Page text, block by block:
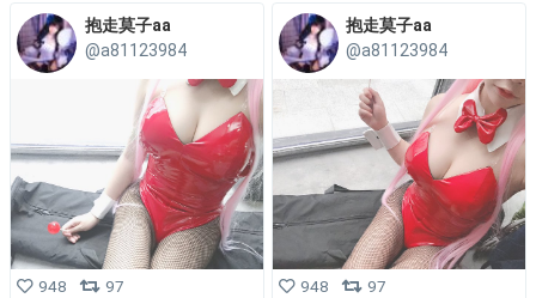
抱走莫子aa
@a81123984
948
97
抱走莫子aa
@a81123984
948
97